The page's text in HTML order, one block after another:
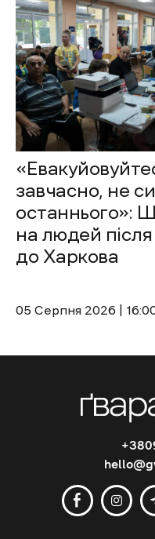
завчасно, не
останнього»:
на людей після
до Харкова
05 Cерпня 2026 |